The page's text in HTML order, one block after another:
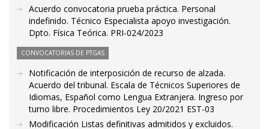
Acuerdo convocatoria prueba práctica. Personal
indefinido. Técnico Especialista apoyo investigación.
Dpto. Física Teórica. PRI-024/2023
CONVOCATORIAS DE PTGAS
Notificación de interposición de recurso de alzada.
Acuerdo del tribunal. Escala de Técnicos Superiores de
Idiomas, Español como Lengua Extranjera. Ingreso por
turno libre. Procedimientos Ley 20/2021 EST-03
Modificación Listas definitivas admitidos y excluidos.